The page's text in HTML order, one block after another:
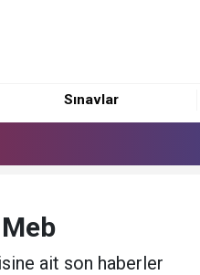
Sınavlar
Meb
ait son haberler